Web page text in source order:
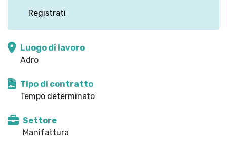
Registrati
Luogo di lavoro
Adro
Tipo di contratto
Tempo determinato
Settore
Manifattura